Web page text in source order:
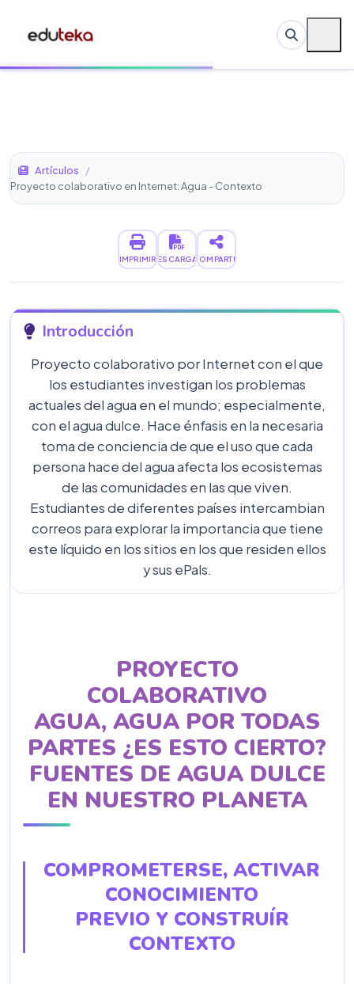
Artículos
/
Proyecto colaborativo en Internet: Agua - Contexto
IMPRIMIRDESCARGARCOMPARTIR
Introducción
Proyecto colaborativo por Internet con el que
los estudiantes investigan los problemas
actuales del agua en el mundo; especialmente,
con el agua dulce. Hace énfasis en la necesaria
toma de conciencia de que el uso que cada
persona hace del agua afecta los ecosistemas
de las comunidades en las que viven.
Estudiantes de diferentes países intercambian
correos para explorar la importancia que tiene
este líquido en los sitios en los que residen ellos
y sus ePals.
PROYECTO
COLABORATIVO
AGUA, AGUA POR TODAS
PARTES ¿ES ESTO CIERTO?
FUENTES DE AGUA DULCE
EN NUESTRO PLANETA
COMPROMETERSE, ACTIVAR
CONOCIMIENTO
PREVIO Y CONSTRUÍR
CONTEXTO